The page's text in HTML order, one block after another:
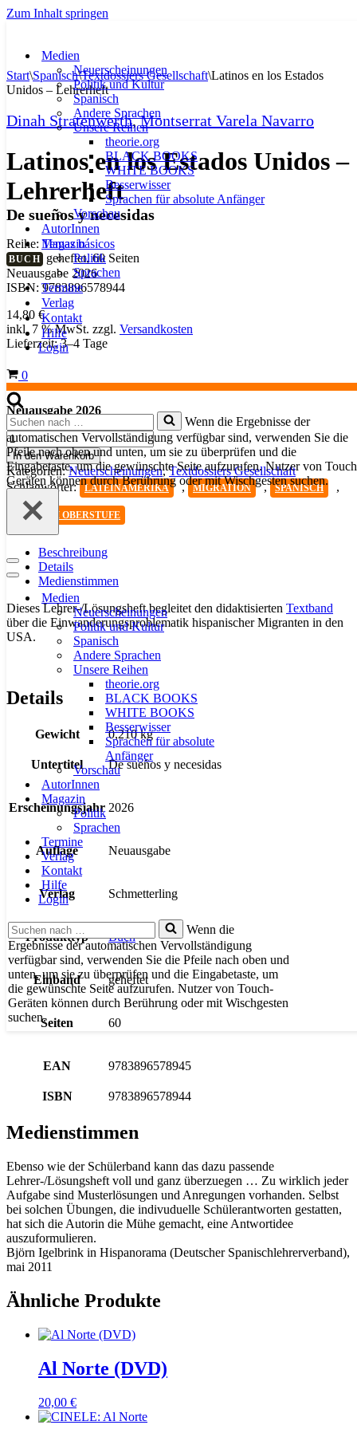
Zum Inhalt springen
Medien
Neuerscheinungen
Politik und Kultur
Spanisch
Andere Sprachen
Unsere Reihen
theorie.org
BLACK BOOKS
WHITE BOOKS
Besserwisser
Sprachen für absolute Anfänger
Vorschau
AutorInnen
Magazin
Politik
Sprachen
Termine
Verlag
Kontakt
Hilfe
Login
Warenkorb
0
Suchen
nach …
Wenn die Ergebnisse der
automatischen Vervollständigung verfügbar sind, verwenden Sie die
Pfeile nach oben und unten, um sie zu überprüfen und die
Eingabetaste, um die gewünschte Seite aufzurufen. Nutzer von
Geräten können durch Berührung oder mit Wischgesten suchen.
Navigationsmenü
Navigationsmenü
Medien
Neuerscheinungen
Politik und Kultur
Spanisch
Andere Sprachen
Unsere Reihen
theorie.org
BLACK BOOKS
WHITE BOOKS
Besserwisser
Sprachen für absolute
Anfänger
Vorschau
AutorInnen
Magazin
Politik
Sprachen
Termine
Verlag
Kontakt
Hilfe
Login
Suchen
nach …
Wenn die
Ergebnisse der automatischen Vervollständigung
verfügbar sind, verwenden Sie die Pfeile nach oben und
unten, um sie zu überprüfen und die Eingabetaste, um
die gewünschte Seite aufzurufen. Nutzer von Touch-
Geräten können durch Berührung oder mit Wischgesten
suchen.
Start\Spanisch\Textdossiers Gesellschaft\Latinos en los Estados
Unidos – Lehrerheft
Dinah Stratenwerth,Montserrat Varela Navarro
Latinos en los Estados Unidos –
Lehrerheft
De sueños y necesidas
Reihe:Temas básicos
BUCH geheftet, 60 Seiten
Neuausgabe 2026
ISBN: 9783896578944
14,80 €
inkl. 7 % MwSt. zzgl. Versandkosten
Lieferzeit:3–4 Tage
Neuausgabe 2026
Latinos
en
los
Estados
Unidos
Lehrerheft
Menge
In den Warenkorb
Kategorien:Neuerscheinungen,Textdossiers Gesellschaft
Schlagwörter: LATEINAMERIKA , MIGRATION , SPANISCH ,
SPANISCH OBERSTUFE
Beschreibung
Details
Medienstimmen
Dieses Lehrer-/Lösungsheft begleitet den didaktisierten Textband
über die Einwanderungsproblematik hispanischer Migranten in den
USA.
Details
Gewicht 0,210 kg
Untertitel De sueños y necesidas
Erscheinungsjahr 2026
Auflage Neuausgabe
Verlag Schmetterling
Produkttyp Buch
Einband geheftet
Seiten 60
EAN 9783896578945
ISBN 9783896578944
Medienstimmen
Ebenso wie der Schülerband kann das dazu passende
Lehrer-/Lösungsheft voll und ganz überzuegen … Zu wirklich jeder
Aufgabe sind Musterlösungen und Anregungen vorhanden. Selbst
bei solchen Übungen, die indivuduelle Schülerantworten gestatten,
hat sich die Autorin die Mühe gemacht, eine Antwortidee
auszuformulieren.
Björn Igelbrink in Hispanorama (Deutscher Spanischlehrerverband),
mai 2011
Ähnliche Produkte
Al Norte (DVD)
20,00 €